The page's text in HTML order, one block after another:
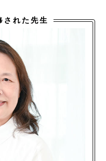
された先生